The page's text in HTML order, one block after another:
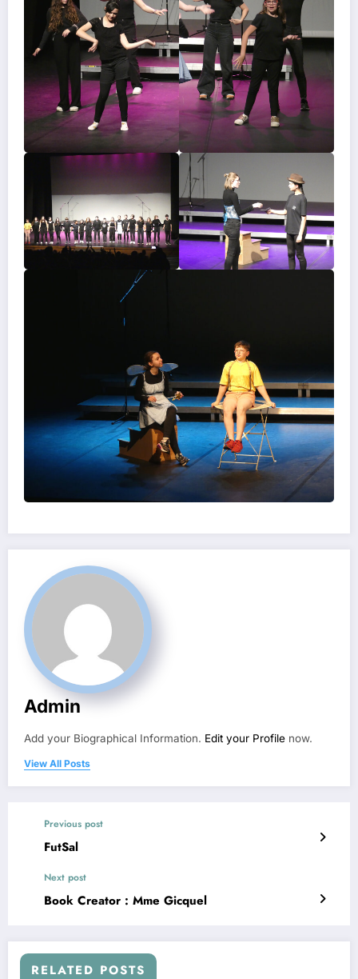
Admin
Add your Biographical Information. Edit your Profile now.
View All Posts
Previous post
FutSal
Next post
Book Creator : Mme Gicquel
RELATED POSTS